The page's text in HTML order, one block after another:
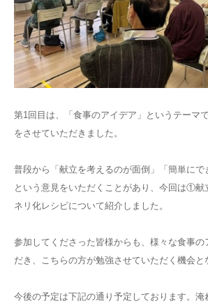
第1回目は、「食事のアイデア」というテーマ
をさせていただきました。
普段から「献立を考えるのが面倒」「簡単にで
という意見をいただくことがあり、今回は①
ネリ化レシピについて紹介しました。
参加してくださった皆様からも、様々な食事の
だき、こちらの方が勉強させていただく機会と
今後の予定は下記の通り予定しております。